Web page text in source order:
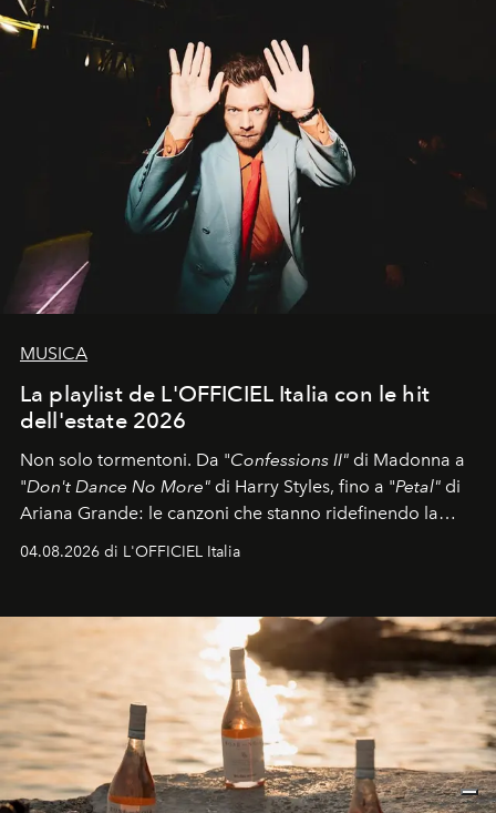
MUSICA
La playlist de L'OFFICIEL Italia con le hit
dell'estate 2026
Non solo tormentoni. Da "Confessions II" di Madonna a
"Don't Dance No More" di Harry Styles, fino a "Petal" di
Ariana Grande: le canzoni che stanno ridefinendo la
colonna sonora della stagione.
04.08.2026 di L'OFFICIEL Italia